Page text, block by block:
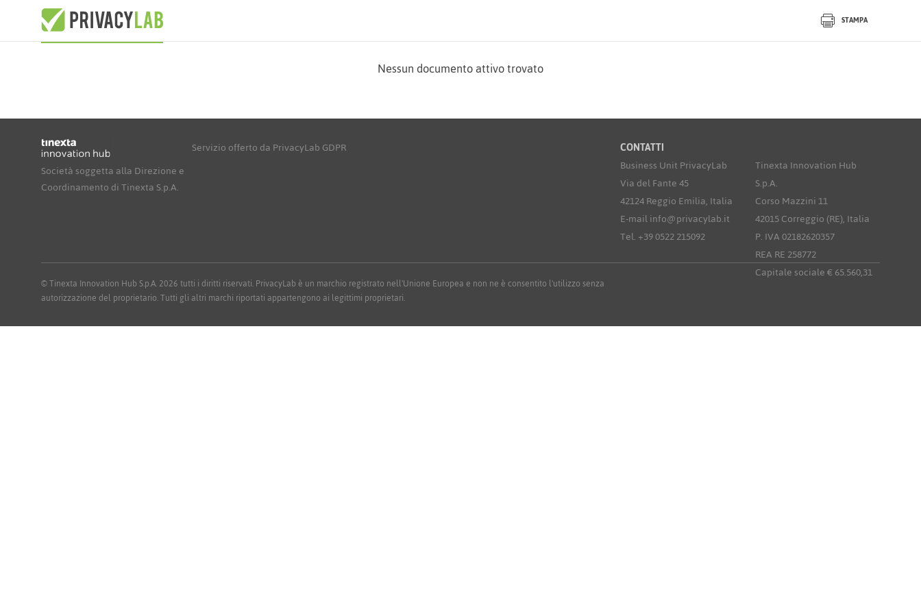
STAMPA
Nessun documento attivo trovato
Società soggetta alla Direzione e
Coordinamento di Tinexta S.p.A.
Servizio offerto da PrivacyLab GDPR
CONTATTI
Business Unit PrivacyLab
Via del Fante 45
42124 Reggio Emilia, Italia
E-mail info@privacylab.it
Tel. +39 0522 215092
Tinexta Innovation Hub
S.p.A.
Corso Mazzini 11
42015 Correggio (RE), Italia
P. IVA 02182620357
REA RE 258772
Capitale sociale € 65.560,31
© Tinexta Innovation Hub S.p.A. 2026 tutti i diritti riservati. PrivacyLab è un marchio registrato nell'Unione Europea e non ne è consentito l'utilizzo senza
autorizzazione del proprietario. Tutti gli altri marchi riportati appartengono ai legittimi proprietari.